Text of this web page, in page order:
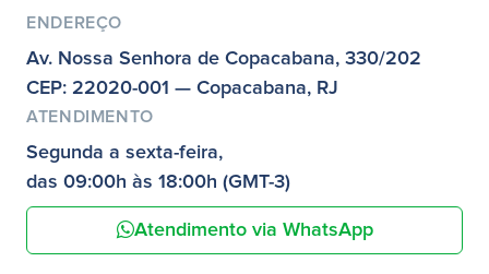
ENDEREÇO
Av. Nossa Senhora de Copacabana, 330/202
CEP: 22020-001 — Copacabana, RJ
ATENDIMENTO
Segunda a sexta-feira,
das 09:00h às 18:00h (GMT-3)
Atendimento via WhatsApp